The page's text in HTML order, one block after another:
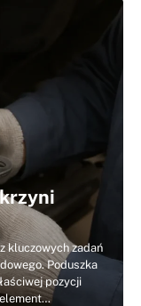
kluczowych zadań
Poduszka
pozycji